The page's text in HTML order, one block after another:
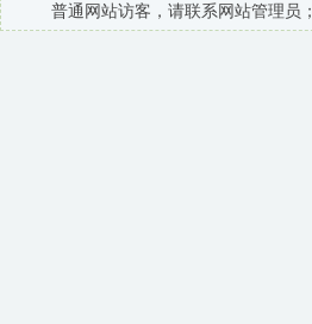
普通网站访客，请联系网站管理员；